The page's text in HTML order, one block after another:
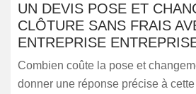
UN DEVIS POSE ET
CLÔTURE SANS FRAIS
ENTREPRISE
Combien coûte la pose et
donner une réponse précise à